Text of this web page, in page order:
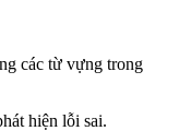
các từ vựng trong
hiện lỗi sai.